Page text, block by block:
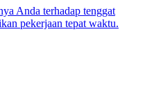
Anda terhadap tenggat
pekerjaan tepat waktu.